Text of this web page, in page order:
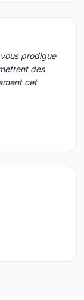
prodigue
des
cet